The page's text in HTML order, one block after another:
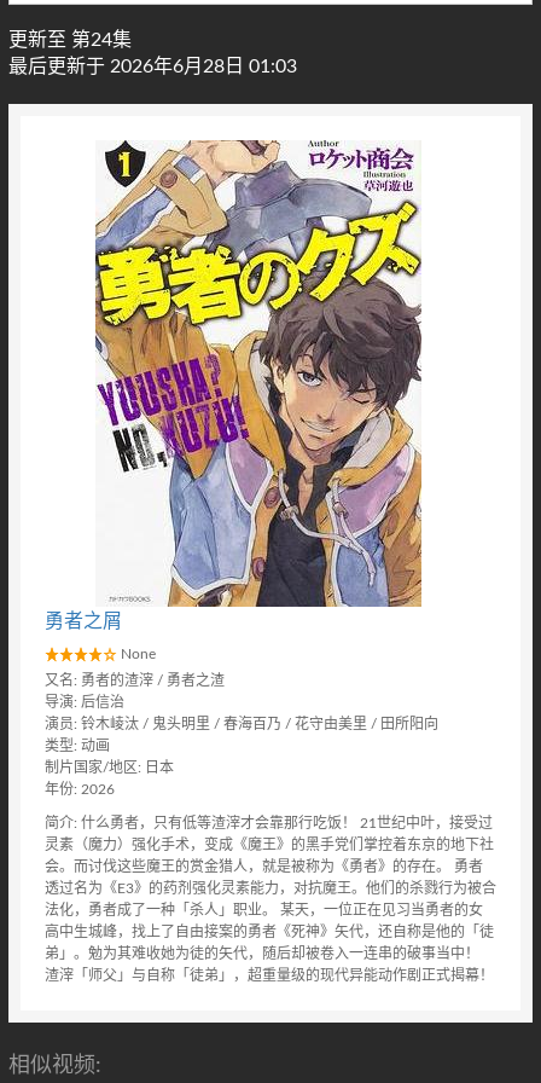
更新至 第24集
最后更新于 2026年6月28日 01:03
勇者之屑
None
又名: 勇者的渣滓 / 勇者之渣
导演: 后信治
演员: 铃木崚汰 / 鬼头明里 / 春海百乃 / 花守由美里 / 田所阳向
类型: 动画
制片国家/地区: 日本
年份: 2026
简介: 什么勇者，只有低等渣滓才会靠那行吃饭！ 21世纪中叶，接受过
灵素（魔力）强化手术，变成《魔王》的黑手党们掌控着东京的地下社
会。而讨伐这些魔王的赏金猎人，就是被称为《勇者》的存在。 勇者
透过名为《E3》的药剂强化灵素能力，对抗魔王。他们的杀戮行为被合
法化，勇者成了一种「杀人」职业。 某天，一位正在见习当勇者的女
高中生城峰，找上了自由接案的勇者《死神》矢代，还自称是他的「徒
弟」。勉为其难收她为徒的矢代，随后却被卷入一连串的破事当中！
渣滓「师父」与自称「徒弟」，超重量级的现代异能动作剧正式揭幕！
相似视频: